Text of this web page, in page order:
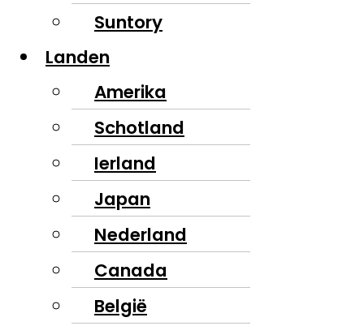
Suntory
Landen
Amerika
Schotland
Ierland
Japan
Nederland
Canada
België